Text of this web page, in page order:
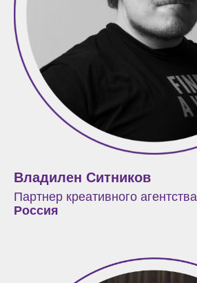
Владилен Ситников
Партнер креативного агентства
Россия